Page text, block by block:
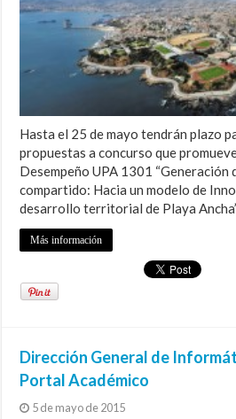
Hasta el 25 de mayo tendrán plazo
propuestas a concurso que
Desempeño UPA 1301 “Generación
compartido: Hacia un modelo de
desarrollo territorial de Playa
Más información
Dirección General de
Portal Académico
5 de mayo de 2015